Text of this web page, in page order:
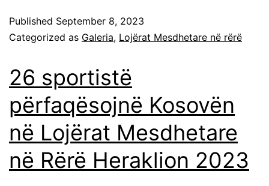
Published September 8, 2023
Categorized as Galeria, Lojërat Mesdhetare në rërë
26 sportistë
përfaqësojnë Kosovën
në Lojërat Mesdhetare
në Rërë Heraklion 2023